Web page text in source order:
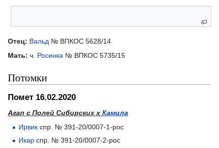
Отец: Вальд № ВПКОС 5628/14
Мать: ч. Росинка № ВПКОС 5735/15
Потомки
Помет 16.02.2020
Агап с Полей Сибирских х Камила
Ирвик спр. № 391-20/0007-1-рос
Икар спр. № 391-20/0007-2-рос